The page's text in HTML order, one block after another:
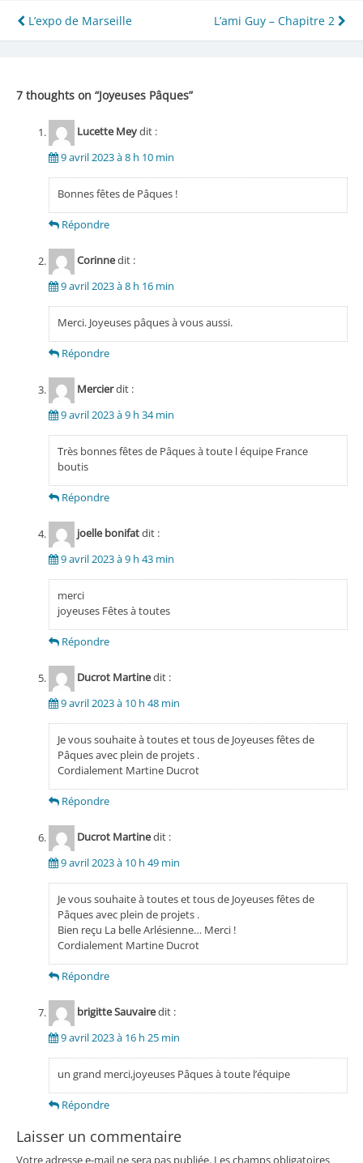
Navigation
de
L’expo de Marseille L’ami Guy – Chapitre 2
7 thoughts on “Joyeuses Pâques”
Lucette Meydit :
9 avril 2023 à 8 h 10 min
Bonnes fêtes de Pâques !
Répondre
Corinnedit :
9 avril 2023 à 8 h 16 min
Merci. Joyeuses pâques à vous aussi.
Répondre
Mercierdit :
9 avril 2023 à 9 h 34 min
Très bonnes fêtes de Pâques à toute l équipe France
boutis
Répondre
joelle bonifatdit :
9 avril 2023 à 9 h 43 min
merci
joyeuses Fêtes à toutes
Répondre
Ducrot Martinedit :
9 avril 2023 à 10 h 48 min
Je vous souhaite à toutes et tous de Joyeuses fêtes de
Pâques avec plein de projets .
Cordialement Martine Ducrot
Répondre
Ducrot Martinedit :
9 avril 2023 à 10 h 49 min
Je vous souhaite à toutes et tous de Joyeuses fêtes de
Pâques avec plein de projets .
Bien reçu La belle Arlésienne… Merci !
Cordialement Martine Ducrot
Répondre
brigitte Sauvairedit :
9 avril 2023 à 16 h 25 min
un grand merci,joyeuses Pâques à toute l’équipe
Répondre
Laisser un commentaire
Votre adresse e-mail ne sera pas publiée. Les champs obligatoires